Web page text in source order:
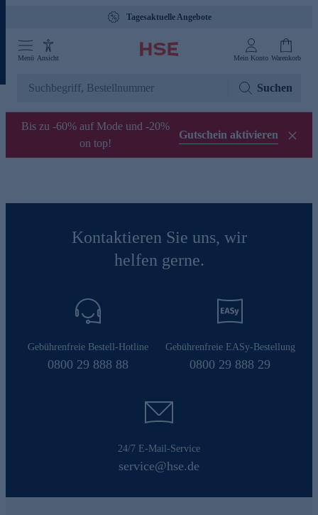
Tagesaktuelle Angebote
Menü Ansicht Mein Konto Warenkorb
Suchen
Bis zu -60% auf Mode und -20%
on top!
Gutschein aktivieren
Kontaktieren Sie uns, wir
helfen gerne.
Gebührenfreie Bestell-Hotline
0800 29 888 88
Gebührenfreie EASy-Bestellung
0800 29 888 29
24/7 E-Mail-Service
service@hse.de